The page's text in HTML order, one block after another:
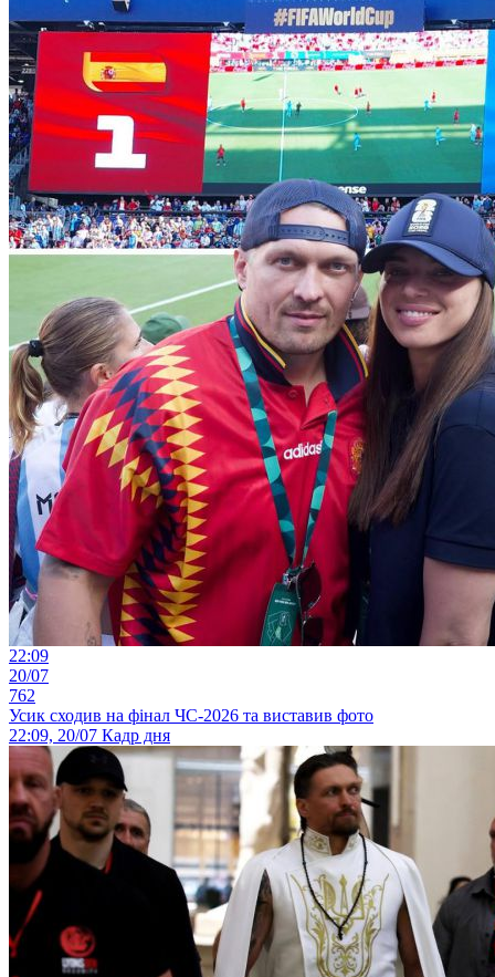
22:09
20/07
762
Усик сходив на фінал ЧС-2026 та виставив фото
22:09, 20/07 Кадр дня